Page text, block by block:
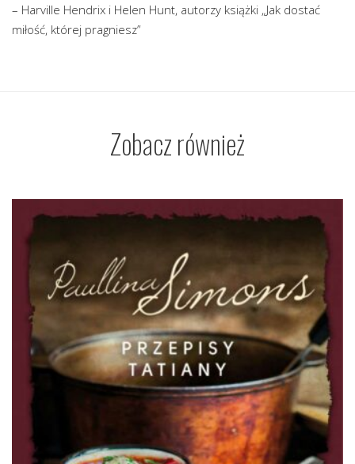
– Harville Hendrix i Helen Hunt, autorzy książki „Jak dostać
miłość, której pragniesz”
Zobacz również